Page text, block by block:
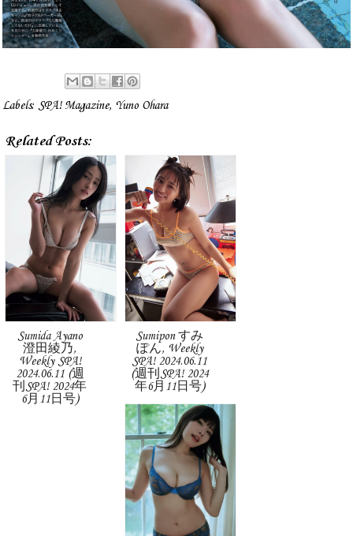
Labels: SPA! Magazine, Yuno Ohara
Related Posts:
Sumida Ayano
澄田綾乃,
Weekly SPA!
2024.06.11 (週
刊SPA! 2024年
6月11日号)
Sumipon すみ
ぽん, Weekly
SPA! 2024.06.11
(週刊SPA! 2024
年6月11日号)